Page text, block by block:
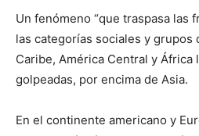
Un fenómeno “que traspasa las
las categorías sociales y grupos
Caribe, América Central y África
golpeadas, por encima de Asia.
En el continente americano y